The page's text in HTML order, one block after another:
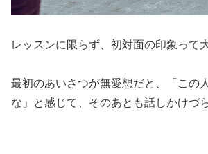
レッスンに限らず、初対面の印象って
最初のあいさつが無愛想だと、「この
な」と感じて、そのあとも話しかけづ